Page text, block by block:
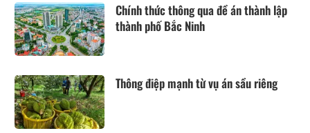
Chính thức thông qua đề án thành lập
thành phố Bắc Ninh
Thông điệp mạnh từ vụ án sầu riêng